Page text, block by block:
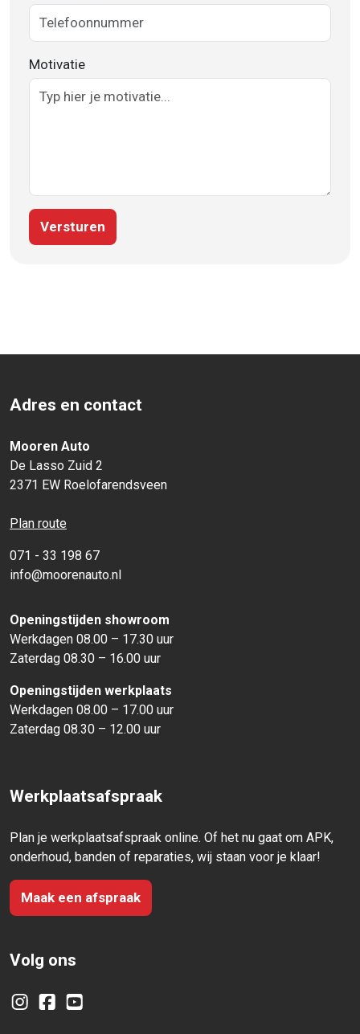
Motivatie
Versturen
Adres en contact
Mooren Auto
De Lasso Zuid 2
2371 EW Roelofarendsveen
Plan route
071 - 33 198 67
info@moorenauto.nl
Openingstijden showroom
Werkdagen 08.00 – 17.30 uur
Zaterdag 08.30 – 16.00 uur
Openingstijden werkplaats
Werkdagen 08.00 – 17.00 uur
Zaterdag 08.30 – 12.00 uur
Werkplaatsafspraak
Plan je werkplaatsafspraak online. Of het nu gaat om APK,
onderhoud, banden of reparaties, wij staan voor je klaar!
Maak een afspraak
Volg ons
Instagram
FacebookYouTube